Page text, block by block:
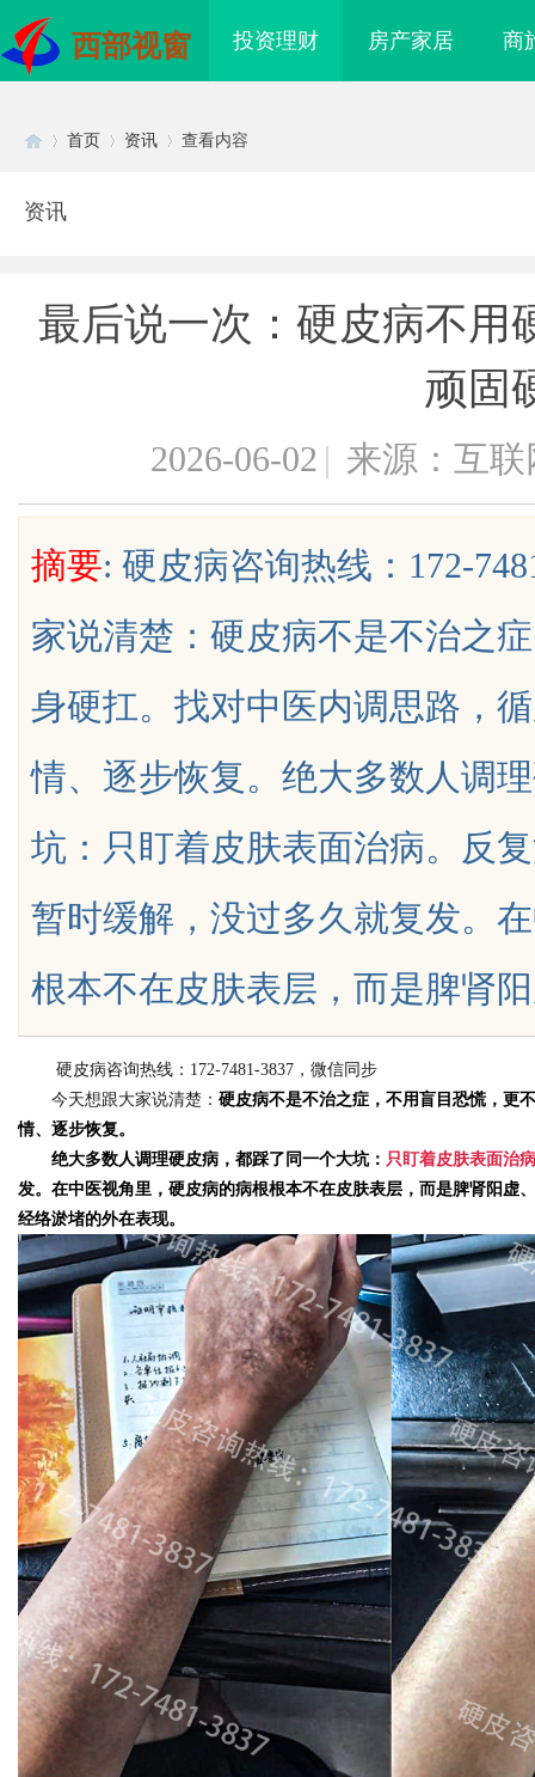
西部视窗 投资理财 房产家居 商
uz
Bo
ar
d
首页 资讯 查看内容
资讯
最后说一次：硬皮病不用
顽固
2026-06-02 | 来源：互联
摘要: 硬皮病咨询热线：172-
家说清楚：硬皮病不是不治之
身硬扛。找对中医内调思路，
情、逐步恢复。绝大多数人调
坑：只盯着皮肤表面治病。反
暂时缓解，没过多久就复发。
根本不在皮肤表层，而是脾肾
硬皮病咨询热线：172-7481-3837，微信同步
今天想跟大家说清楚： 硬皮病不是不治之症，不用盲目恐慌，更
情、逐步恢复。
绝大多数人调理硬皮病，都踩了同一个大坑： 只盯着皮肤表面治病
发。在中医视角里，硬皮病的病根根本不在皮肤表层，而是脾肾阳虚
经络淤堵的外在表现。